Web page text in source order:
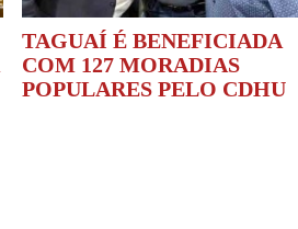
TAGUAÍ É BENEFICIADA
COM 127 MORADIAS
POPULARES PELO CDHU